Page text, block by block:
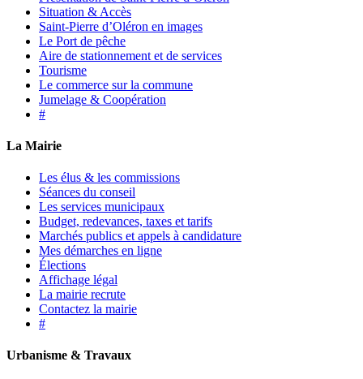
Situation & Accès
Saint-Pierre d’Oléron en images
Le Port de pêche
Aire de stationnement et de services
Tourisme
Le commerce sur la commune
Jumelage & Coopération
#
La Mairie
Les élus & les commissions
Séances du conseil
Les services municipaux
Budget, redevances, taxes et tarifs
Marchés publics et appels à candidature
Mes démarches en ligne
Élections
Affichage légal
La mairie recrute
Contactez la mairie
#
Urbanisme & Travaux